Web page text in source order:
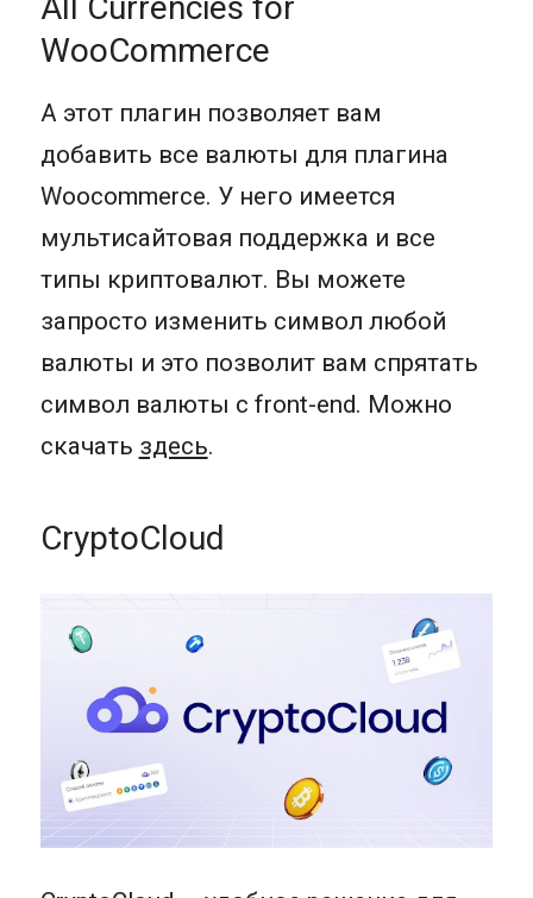
WooCommerce
А этот плагин позволяет вам
добавить все валюты для плагина
Woocommerce. У него имеется
мультисайтовая поддержка и все
типы криптовалют. Вы можете
запросто изменить символ любой
валюты и это позволит вам спрятать
символ валюты с front-end. Можно
скачать здесь.
CryptoCloud